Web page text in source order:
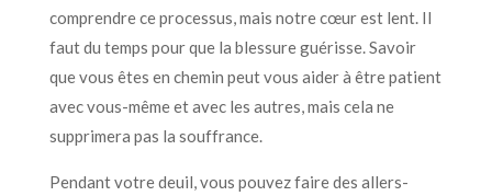
comprendre ce processus, mais notre cœur est lent. Il
faut du temps pour que la blessure guérisse. Savoir
que vous êtes en chemin peut vous aider à être patient
avec vous-même et avec les autres, mais cela ne
supprimera pas la souffrance.
Pendant votre deuil, vous pouvez faire des allers-